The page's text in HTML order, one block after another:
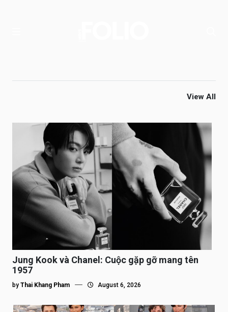
View All
Jung Kook và Chanel: Cuộc gặp gỡ mang tên
1957
by Thai Khang Pham August 6, 2026